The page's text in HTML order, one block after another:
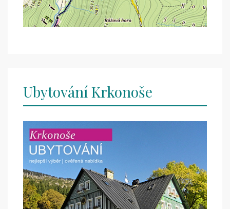
Ubytování Krkonoše